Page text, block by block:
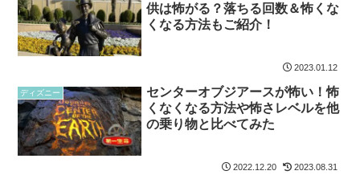
供は怖がる？落ちる回数＆怖くな
くなる方法もご紹介！
2023.01.12
ディズニー
センターオブジアースが怖い！怖
くなくなる方法や怖さレベルを他
の乗り物と比べてみた
2022.12.20 2023.08.31